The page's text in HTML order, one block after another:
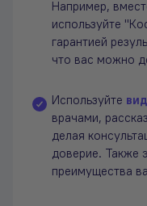
Например,
используйте
гарантией
что вас можно
Используйте
врачами,
делая
доверие. Также
преимущества